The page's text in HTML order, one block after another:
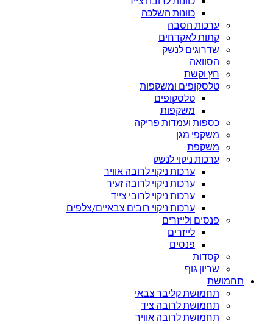
כוונות השלכה
ערכות הסבה
קתות לאקדחים
שדרוגים לנשק
הסוואה
חץ וקשת
טלסקופים ומשקפות
טלסקופים
משקפות
כספות ועמדות פריקה
משקפי מגן
משקפת
ערכות ניקוי לנשק
ערכות ניקוי לרובה אוויר
ערכות ניקוי לרובה זעיר
ערכות ניקוי לרובי צייד
ערכות ניקוי רובים צבאיים/צלפים
פנסים ולייזרים
לייזרים
פנסים
קסדות
שריון גוף
תחמושת
תחמושת קליבר צבאי
תחמושת לרובה ציד
תחמושת לרובה אוויר